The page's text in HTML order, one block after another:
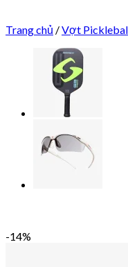
Trang chủ /Vợt
-14%